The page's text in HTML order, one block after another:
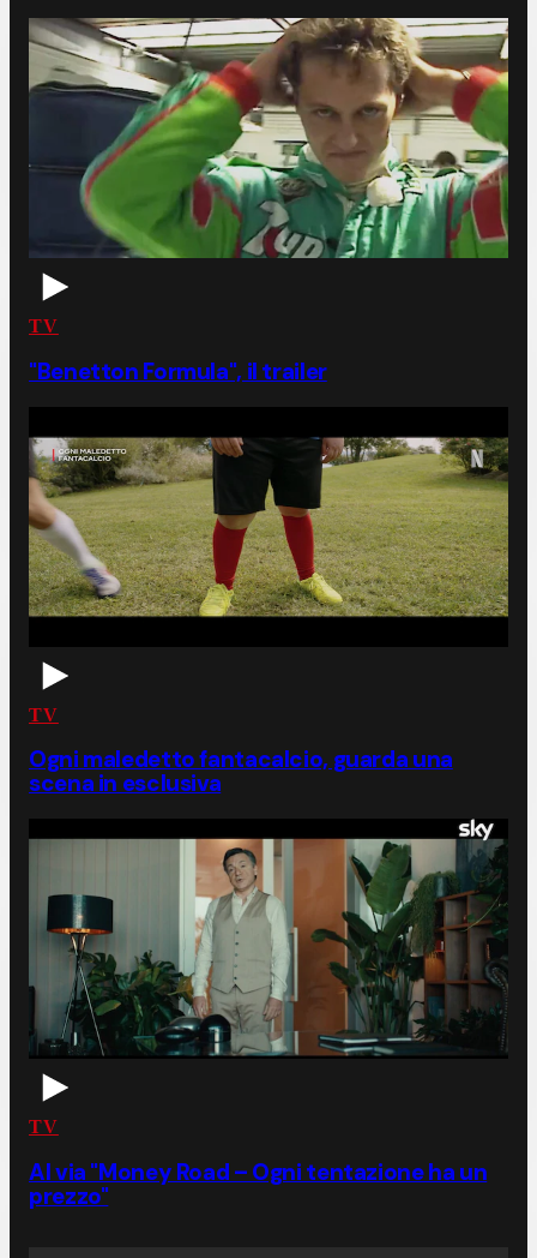
TV
"Benetton Formula", il trailer
TV
Ogni maledetto fantacalcio, guarda una
scena in esclusiva
TV
Al via "Money Road – Ogni tentazione ha un
prezzo"